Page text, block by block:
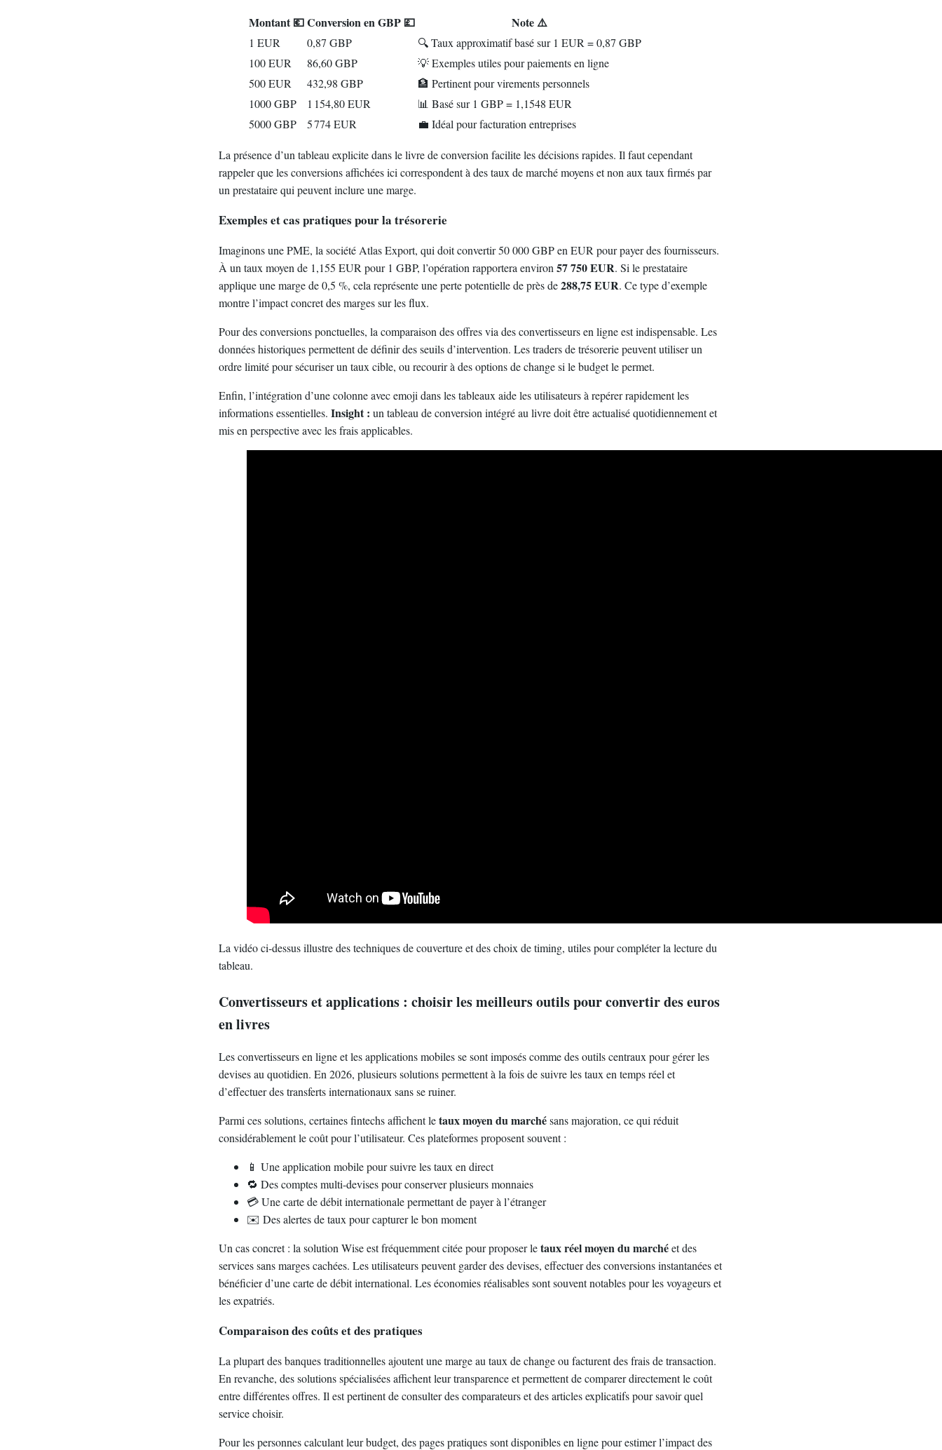
Montant 💶Conversion en GBP 💷 Note ⚠️
1 EUR 0,87 GBP
🔍 Taux approximatif basé sur 1 EUR = 0,87 GBP
100 EUR
86,60 GBP
💡 Exemples utiles pour paiements en ligne
500 EUR
432,98 GBP
🏦 Pertinent pour virements personnels
1000 GBP
1 154,80 EUR
📊 Basé sur 1 GBP = 1,1548 EUR
5000 GBP
5 774 EUR 💼 Idéal pour facturation entreprises
La présence d’un tableau explicite dans le livre de conversion facilite les décisions rapides. Il faut cependant
rappeler que les conversions affichées ici correspondent à des taux de marché moyens et non aux taux firmés par
un prestataire qui peuvent inclure une marge.
Exemples et cas pratiques pour la trésorerie
Imaginons une PME, la société Atlas Export, qui doit convertir 50 000 GBP en EUR pour payer des fournisseurs.
À un taux moyen de 1,155 EUR pour 1 GBP, l’opération rapportera environ 57 750 EUR. Si le prestataire
applique une marge de 0,5 %, cela représente une perte potentielle de près de288,75 EUR. Ce type d’exemple
montre l’impact concret des marges sur les flux.
Pour des conversions ponctuelles, la comparaison des offres via des convertisseurs en ligne est indispensable. Les
données historiques permettent de définir des seuils d’intervention. Les traders de trésorerie peuvent utiliser un
ordre limité pour sécuriser un taux cible, ou recourir à des options de change si le budget le permet.
Enfin, l’intégration d’une colonne avec emoji dans les tableaux aide les utilisateurs à repérer rapidement les
informations essentielles. Insight : un tableau de conversion intégré au livre doit être actualisé quotidiennement et
mis en perspective avec les frais applicables.
La vidéo ci-dessus illustre des techniques de couverture et des choix de timing, utiles pour compléter la lecture du
tableau.
Convertisseurs et applications : choisir les meilleurs outils pour convertir des euros
en livres
Les convertisseurs en ligne et les applications mobiles se sont imposés comme des outils centraux pour gérer les
devises au quotidien. En 2026, plusieurs solutions permettent à la fois de suivre les taux en temps réel et
d’effectuer des transferts internationaux sans se ruiner.
Parmi ces solutions, certaines fintechs affichent letaux moyen du marchésans majoration, ce qui réduit
considérablement le coût pour l’utilisateur. Ces plateformes proposent souvent :
📱 Une application mobile pour suivre les taux en direct
🔁 Des comptes multi-devises pour conserver plusieurs monnaies
💳 Une carte de débit internationale permettant de payer à l’étranger
✉️ Des alertes de taux pour capturer le bon moment
Un cas concret : la solution Wise est fréquemment citée pour proposer letaux réel moyen du marchéet des
services sans marges cachées. Les utilisateurs peuvent garder des devises, effectuer des conversions instantanées et
bénéficier d’une carte de débit international. Les économies réalisables sont souvent notables pour les voyageurs et
les expatriés.
Comparaison des coûts et des pratiques
La plupart des banques traditionnelles ajoutent une marge au taux de change ou facturent des frais de transaction.
En revanche, des solutions spécialisées affichent leur transparence et permettent de comparer directement le coût
entre différentes offres. Il est pertinent de consulter des comparateurs et des articles explicatifs pour savoir quel
service choisir.
Pour les personnes calculant leur budget, des pages pratiques sont disponibles en ligne pour estimer l’impact des